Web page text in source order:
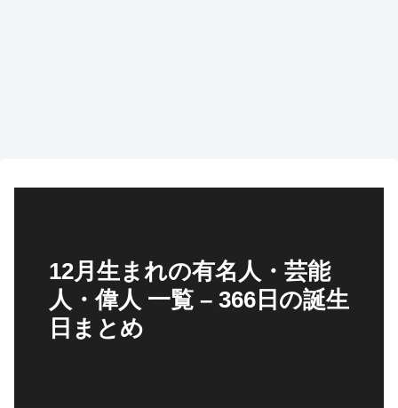
12月生まれの有名人・芸能
人・偉人 一覧 – 366日の誕生
日まとめ